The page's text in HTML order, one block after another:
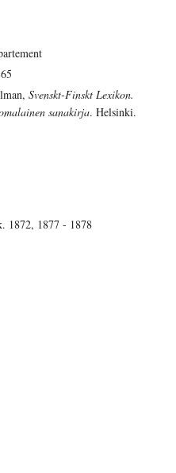
Svenskt-Finskt Lexikon.
sanakirja. Helsinki.
1872, 1877 - 1878